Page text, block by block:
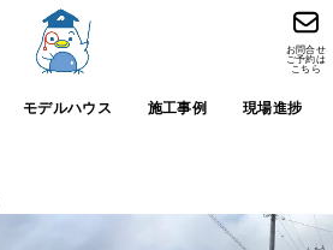
モデルハウス 施工事例 現場進捗
お問合せ
ご予約は
こちら